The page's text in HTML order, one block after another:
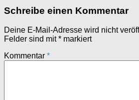
Schreibe einen Kommentar
Deine E-Mail-Adresse wird nicht
Felder sind mit* markiert
Kommentar *